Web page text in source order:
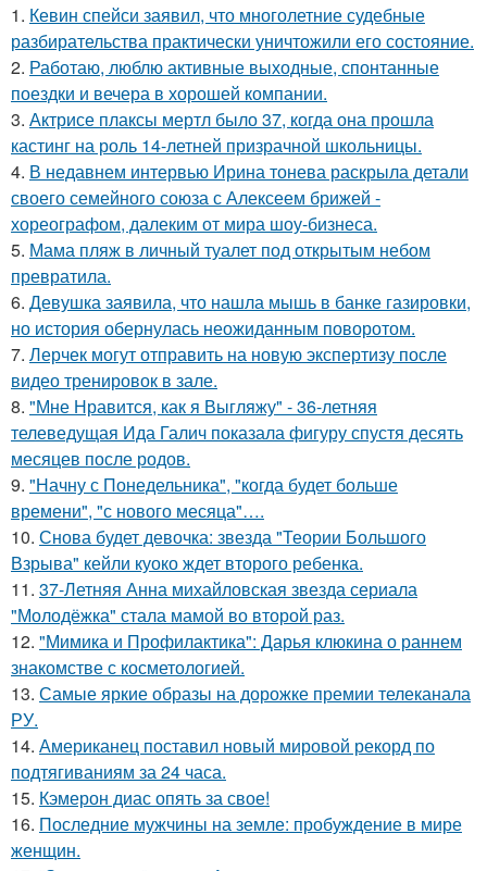
1. Кевин спейси заявил, что многолетние судебные
разбирательства практически уничтожили его состояние.
2. Работаю, люблю активные выходные, спонтанные
поездки и вечера в хорошей компании.
3. Актрисе плаксы мертл было 37, когда она прошла
кастинг на роль 14-летней призрачной школьницы.
4. В недавнем интервью Ирина тонева раскрыла детали
своего семейного союза с Алексеем брижей -
хореографом, далеким от мира шоу-бизнеса.
5. Мама пляж в личный туалет под открытым небом
превратила.
6. Девушка заявила, что нашла мышь в банке газировки,
но история обернулась неожиданным поворотом.
7. Лерчек могут отправить на новую экспертизу после
видео тренировок в зале.
8. "Мне Нравится, как я Выгляжу" - 36-летняя
телеведущая Ида Галич показала фигуру спустя десять
месяцев после родов.
9. "Начну с Понедельника", "когда будет больше
времени", "с нового месяца"….
10. Снова будет девочка: звезда "Теории Большого
Взрыва" кейли куоко ждет второго ребенка.
11. 37-Летняя Анна михайловская звезда сериала
"Молодёжка" стала мамой во второй раз.
12. "Мимика и Профилактика": Дарья клюкина о раннем
знакомстве с косметологией.
13. Самые яркие образы на дорожке премии телеканала
РУ.
14. Американец поставил новый мировой рекорд по
подтягиваниям за 24 часа.
15. Кэмерон диас опять за свое!
16. Последние мужчины на земле: пробуждение в мире
женщин.